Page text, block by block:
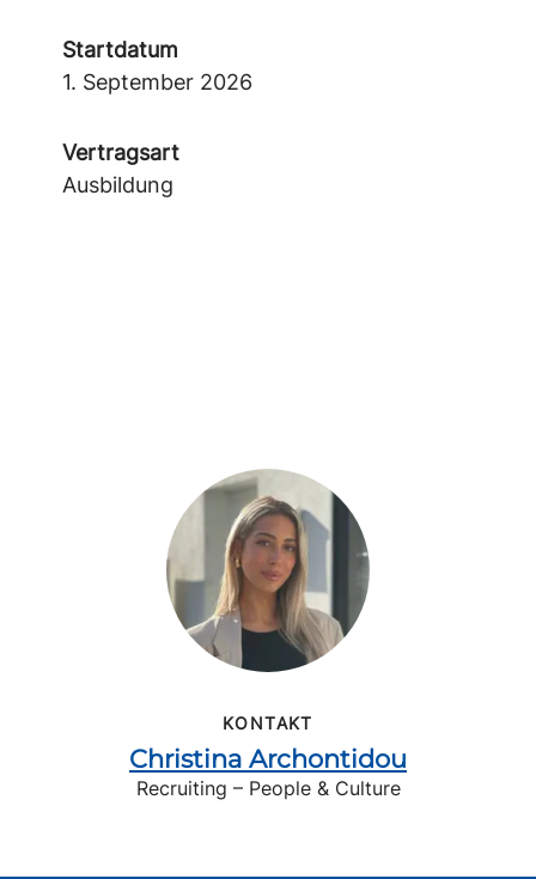
Startdatum
1. September 2026
Vertragsart
Ausbildung
KONTAKT
Christina Archontidou
Recruiting – People & Culture